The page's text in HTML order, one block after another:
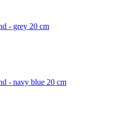
- grey 20 cm
- navy blue 20 cm